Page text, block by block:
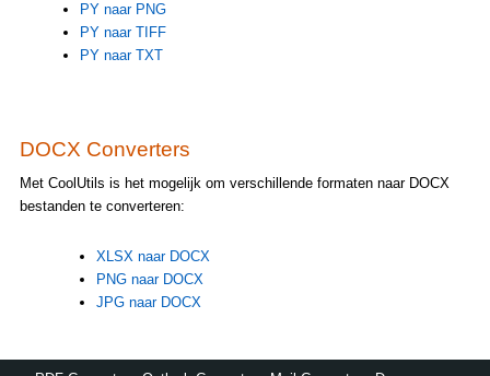
PY naar PNG
PY naar TIFF
PY naar TXT
DOCX Converters
Met CoolUtils is het mogelijk om verschillende formaten naar DOCX
bestanden te converteren:
XLSX naar DOCX
PNG naar DOCX
JPG naar DOCX